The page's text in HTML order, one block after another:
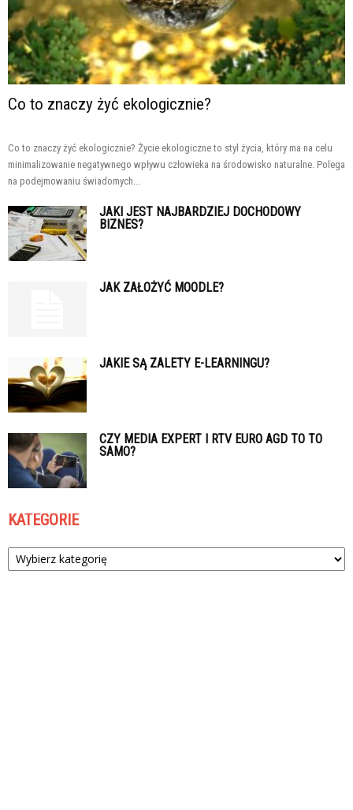
Co to znaczy żyć ekologicznie?
Co to znaczy żyć ekologicznie? Życie ekologiczne to styl życia, który ma na celu
minimalizowanie negatywnego wpływu człowieka na środowisko naturalne. Polega
na podejmowaniu świadomych...
JAKI JEST NAJBARDZIEJ DOCHODOWY
BIZNES?
JAK ZAŁOŻYĆ MOODLE?
JAKIE SĄ ZALETY E-LEARNINGU?
CZY MEDIA EXPERT I RTV EURO AGD TO TO
SAMO?
KATEGORIE
Kategorie